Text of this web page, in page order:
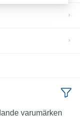
varumärken